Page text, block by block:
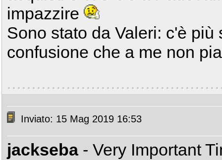
impazzire
Sono stato da Valeri: c'è
confusione che a me non
Inviato: 15 Mag 2019 16:53
jackseba - Very Important